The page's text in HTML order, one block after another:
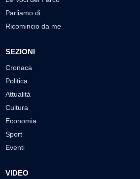
Parliamo di…
Ricomincio da me
SEZIONI
Cronaca
Politica
Attualità
Cultura
Economia
Sport
Eventi
VIDEO